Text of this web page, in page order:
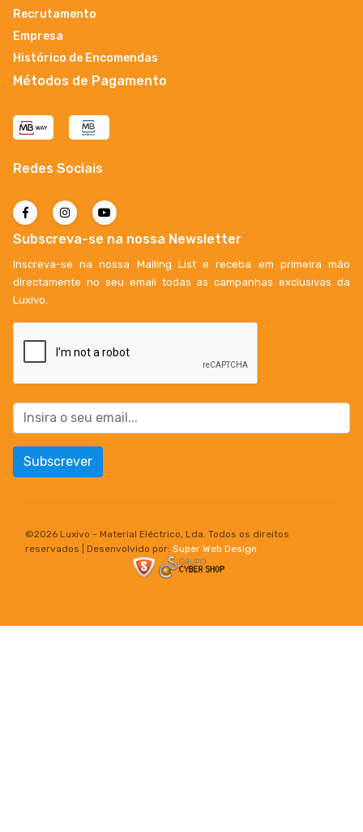
Recrutamento
Empresa
Histórico de Encomendas
Métodos de Pagamento
Redes Sociais
Subscreva-se na nossa Newsletter
Inscreva-se na nossa Mailing List e receba em primeira mão
directamente no seu email todas as campanhas exclusivas da
Luxivo.
Subscrever
©2026 Luxivo - Material Eléctrico, Lda. Todos os direitos
reservados | Desenvolvido por: Super Web Design